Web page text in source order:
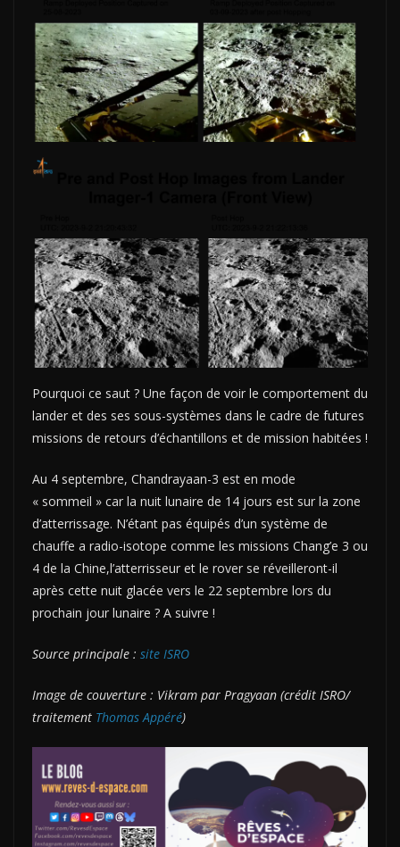
Pourquoi ce saut ? Une façon de voir le comportement du
lander et des ses sous-systèmes dans le cadre de futures
missions de retours d’échantillons et de mission habitées !
Au 4 septembre, Chandrayaan-3 est en mode
« sommeil » car la nuit lunaire de 14 jours est sur la zone
d’atterrissage. N’étant pas équipés d’un système de
chauffe a radio-isotope comme les missions Chang’e 3 ou
4 de la Chine,l’atterrisseur et le rover se réveilleront-il
après cette nuit glacée vers le 22 septembre lors du
prochain jour lunaire ? A suivre !
Source principale : site ISRO
Image de couverture : Vikram par Pragyaan (crédit ISRO/
traitement Thomas Appéré)